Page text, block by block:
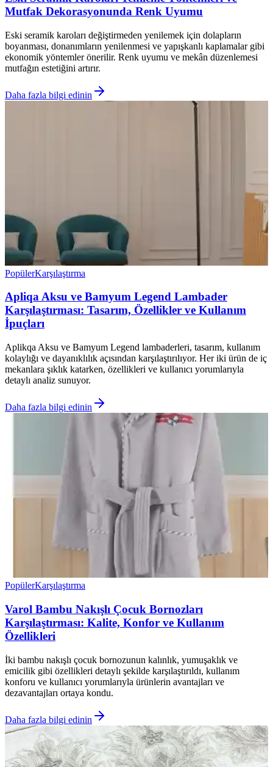
Mutfak Dekorasyonunda Renk Uyumu
Eski seramik karoları değiştirmeden yenilemek için dolapların
boyanması, donanımların yenilenmesi ve yapışkanlı kaplamalar gibi
ekonomik yöntemler önerilir. Renk uyumu ve mekân düzenlemesi
mutfağın estetiğini artırır.
Daha fazla bilgi edinin
PopülerKarşılaştırma
Apliqa Aksu ve Bamyum Legend Lambader
Karşılaştırması: Tasarım, Özellikler ve Kullanım
İpuçları
Aplikqa Aksu ve Bamyum Legend lambaderleri, tasarım, kullanım
kolaylığı ve dayanıklılık açısından karşılaştırılıyor. Her iki ürün de iç
mekanlara şıklık katarken, özellikleri ve kullanıcı yorumlarıyla
detaylı analiz sunuyor.
Daha fazla bilgi edinin
PopülerKarşılaştırma
Varol Bambu Nakışlı Çocuk Bornozları
Karşılaştırması: Kalite, Konfor ve Kullanım
Özellikleri
İki bambu nakışlı çocuk bornozunun kalınlık, yumuşaklık ve
emicilik gibi özellikleri detaylı şekilde karşılaştırıldı, kullanım
konforu ve kullanıcı yorumlarıyla ürünlerin avantajları ve
dezavantajları ortaya kondu.
Daha fazla bilgi edinin